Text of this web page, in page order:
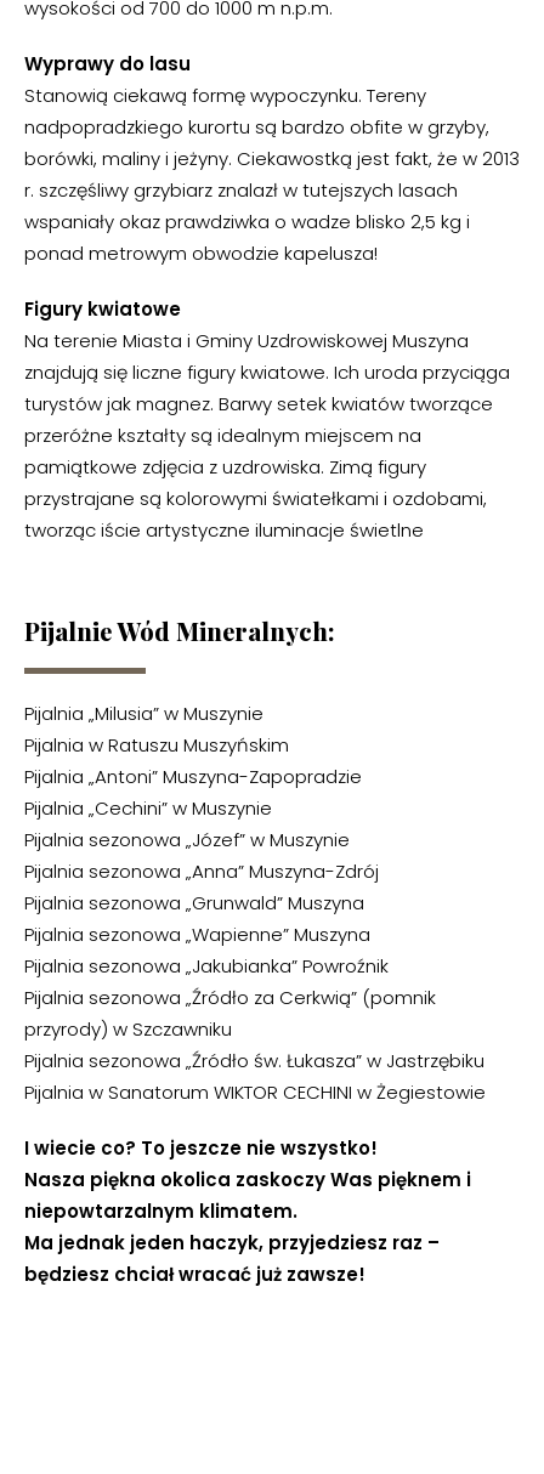
wysokości od 700 do 1000 m n.p.m.
Wyprawy do lasu
Stanowią ciekawą formę wypoczynku. Tereny
nadpopradzkiego kurortu są bardzo obfite w grzyby,
borówki, maliny i jeżyny. Ciekawostką jest fakt, że w 2013
r. szczęśliwy grzybiarz znalazł w tutejszych lasach
wspaniały okaz prawdziwka o wadze blisko 2,5 kg i
ponad metrowym obwodzie kapelusza!
Figury kwiatowe
Na terenie Miasta i Gminy Uzdrowiskowej Muszyna
znajdują się liczne figury kwiatowe. Ich uroda przyciąga
turystów jak magnez. Barwy setek kwiatów tworzące
przeróżne kształty są idealnym miejscem na
pamiątkowe zdjęcia z uzdrowiska. Zimą figury
przystrajane są kolorowymi światełkami i ozdobami,
tworząc iście artystyczne iluminacje świetlne
Pijalnie Wód Mineralnych:
Pijalnia „Milusia” w Muszynie
Pijalnia w Ratuszu Muszyńskim
Pijalnia „Antoni” Muszyna-Zapopradzie
Pijalnia „Cechini” w Muszynie
Pijalnia sezonowa „Józef” w Muszynie
Pijalnia sezonowa „Anna” Muszyna-Zdrój
Pijalnia sezonowa „Grunwald” Muszyna
Pijalnia sezonowa „Wapienne” Muszyna
Pijalnia sezonowa „Jakubianka” Powroźnik
Pijalnia sezonowa „Źródło za Cerkwią” (pomnik
przyrody) w Szczawniku
Pijalnia sezonowa „Źródło św. Łukasza” w Jastrzębiku
Pijalnia w Sanatorum WIKTOR CECHINI w Żegiestowie
I wiecie co? To jeszcze nie wszystko!
Nasza piękna okolica zaskoczy Was pięknem i
niepowtarzalnym klimatem.
Ma jednak jeden haczyk, przyjedziesz raz –
będziesz chciał wracać już zawsze!